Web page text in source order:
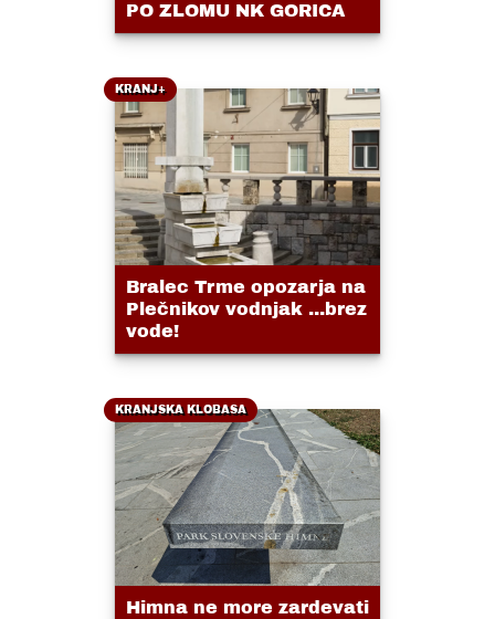
PO ZLOMU NK GORICA
KRANJ+
Bralec Trme opozarja na
Plečnikov vodnjak ...brez
vode!
KRANJSKA KLOBASA
Himna ne more zardevati